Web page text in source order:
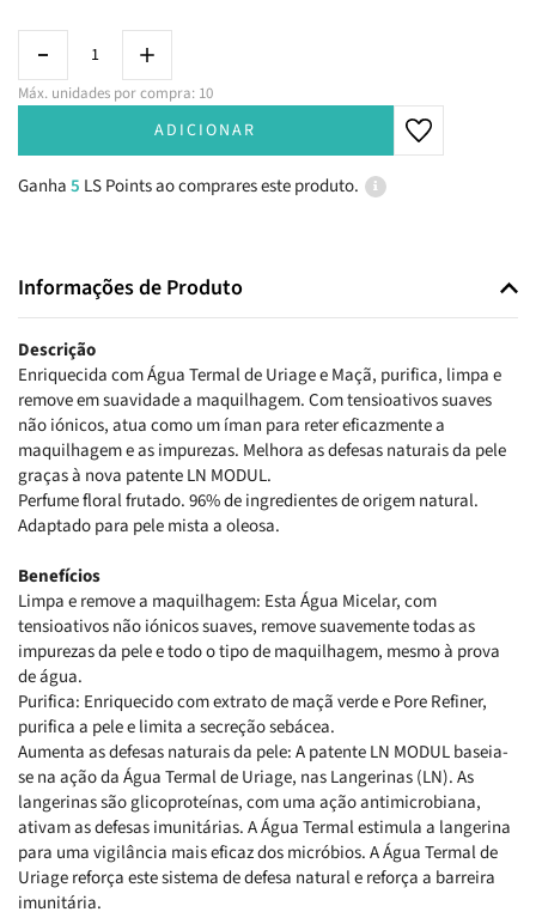
Máx. unidades por compra: 10
ADICIONAR
Ganha5 LS Points ao comprares este produto.
Informações de Produto
Descrição
Enriquecida com Água Termal de Uriage e Maçã, purifica, limpa e
remove em suavidade a maquilhagem. Com tensioativos suaves
não iónicos, atua como um íman para reter eficazmente a
maquilhagem e as impurezas. Melhora as defesas naturais da pele
graças à nova patente LN MODUL.
Perfume floral frutado. 96% de ingredientes de origem natural.
Adaptado para pele mista a oleosa.
Benefícios
Limpa e remove a maquilhagem: Esta Água Micelar, com
tensioativos não iónicos suaves, remove suavemente todas as
impurezas da pele e todo o tipo de maquilhagem, mesmo à prova
de água.
Purifica: Enriquecido com extrato de maçã verde e Pore Refiner,
purifica a pele e limita a secreção sebácea.
Aumenta as defesas naturais da pele: A patente LN MODUL baseia-
se na ação da Água Termal de Uriage, nas Langerinas (LN). As
langerinas são glicoproteínas, com uma ação antimicrobiana,
ativam as defesas imunitárias. A Água Termal estimula a langerina
para uma vigilância mais eficaz dos micróbios. A Água Termal de
Uriage reforça este sistema de defesa natural e reforça a barreira
imunitária.